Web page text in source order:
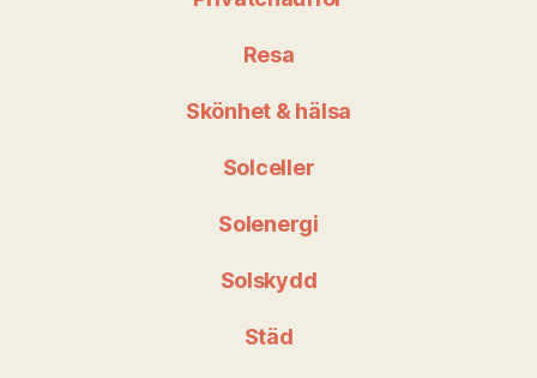
Resa
Skönhet & hälsa
Solceller
Solenergi
Solskydd
Städ